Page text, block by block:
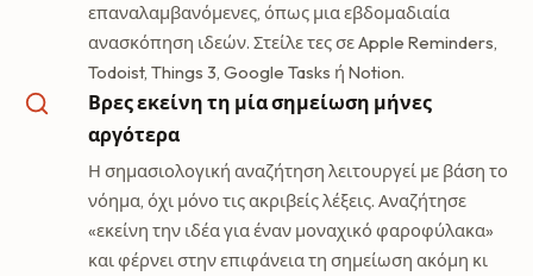
επαναλαμβανόμενες, όπως μια εβδομαδιαία
ανασκόπηση ιδεών. Στείλε τες σε Apple Reminders,
Todoist, Things 3, Google Tasks ή Notion.
Βρες εκείνη τη μία σημείωση μήνες
αργότερα
Η σημασιολογική αναζήτηση λειτουργεί με βάση το
νόημα, όχι μόνο τις ακριβείς λέξεις. Αναζήτησε
«εκείνη την ιδέα για έναν μοναχικό φαροφύλακα»
και φέρνει στην επιφάνεια τη σημείωση ακόμη κι